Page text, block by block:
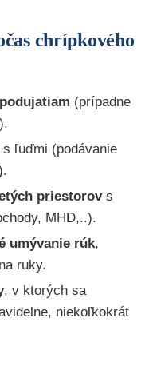
chrípkového
(prípadne
s ľuďmi (podávanie
priestorovs
MHD,..).
umývanie rúk,
ruky.
, v ktorých sa
niekoľkokrát